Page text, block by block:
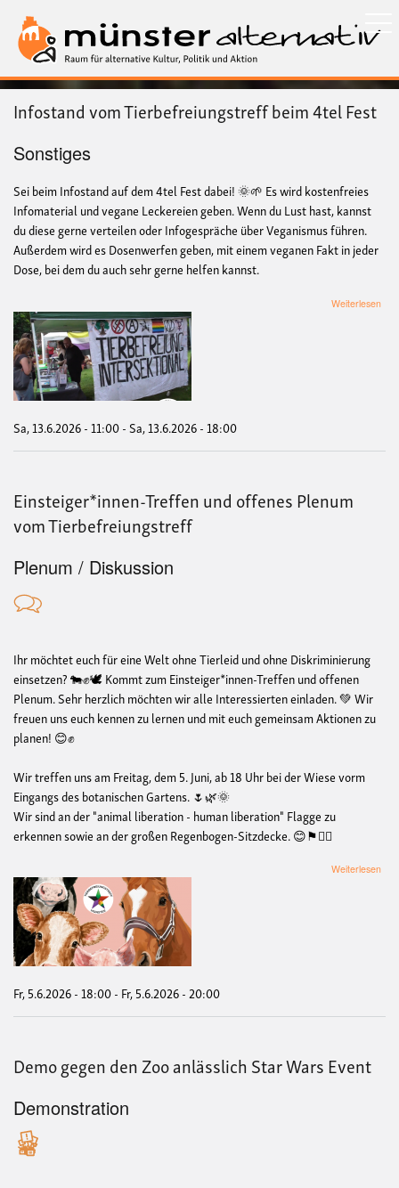
zum
Inhalt
Infostand vom Tierbefreiungstreff beim 4tel Fest
Sonstiges
Sei beim Infostand auf dem 4tel Fest dabei! 🌞🌱 Es wird kostenfreies
Infomaterial und vegane Leckereien geben. Wenn du Lust hast, kannst
du diese gerne verteilen oder Infogespräche über Veganismus führen.
Außerdem wird es Dosenwerfen geben, mit einem veganen Fakt in jeder
Dose, bei dem du auch sehr gerne helfen kannst.
Weiterlesen
Sa, 13.6.2026 - 11:00-Sa, 13.6.2026 - 18:00
Einsteiger*innen-Treffen und offenes Plenum
vom Tierbefreiungstreff
Plenum / Diskussion
Ihr möchtet euch für eine Welt ohne Tierleid und ohne Diskriminierung
einsetzen? 🐄✊🕊️ Kommtzum Einsteiger*innen-Treffen undoffenen
Plenum. Sehr herzlich möchten wir alle Interessierten einladen. 💚 Wir
freuen uns euch kennen zu lernen und mit euch gemeinsam Aktionen zu
planen! 😊✊
Wir treffen uns am Freitag, dem 5. Juni, ab 18 Uhr bei der Wiese vorm
Eingangs des botanischen Gartens. 🌷🌿🌞
Wir sind an der "animal liberation - human liberation" Flagge zu
erkennen sowie an der großen Regenbogen-Sitzdecke. 😊⚑🏳️‍🌈
Weiterlesen
Fr, 5.6.2026 - 18:00- Fr, 5.6.2026 - 20:00
Demo gegen den Zoo anlässlich Star Wars Event
Demonstration